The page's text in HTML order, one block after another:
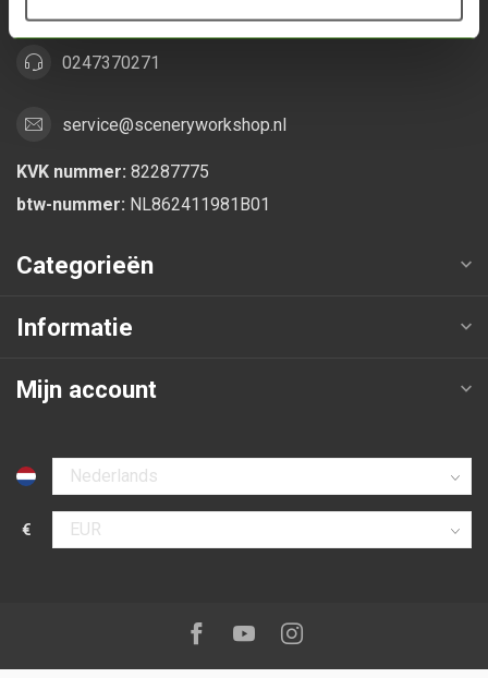
0247370271
service@sceneryworkshop.nl
KVK nummer: 82287775
btw-nummer: NL862411981B01
Categorieën
Informatie
Mijn account
Selecteer taal
€
Selecteer valuta
Volg ons op:Facebook
YoutubeInstagram